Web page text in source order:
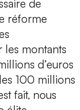
de
réforme
les montants
d’euros
100 millions
fait, nous